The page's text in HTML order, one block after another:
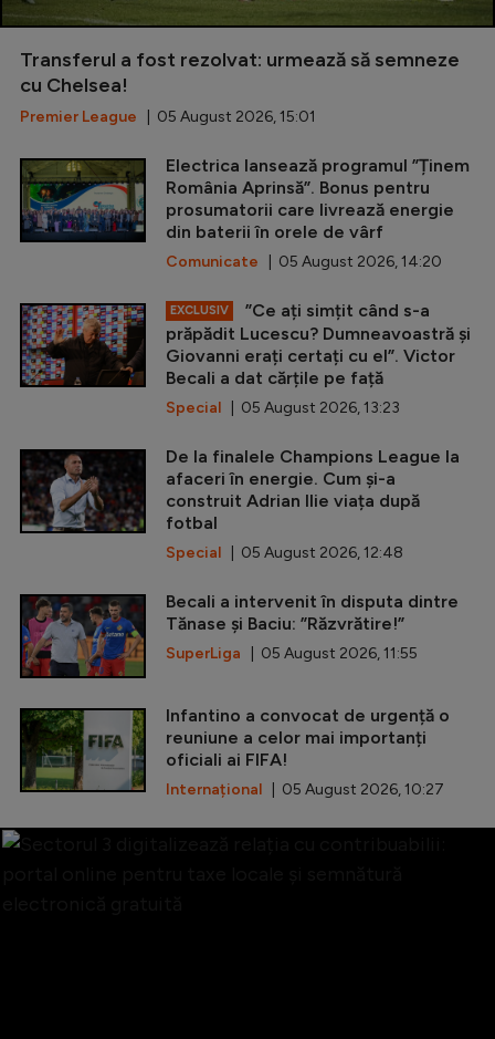
Transferul a fost rezolvat: urmează să semneze
cu Chelsea!
Premier League | 05 August 2026, 15:01
Electrica lansează programul ”Ținem
România Aprinsă”. Bonus pentru
prosumatorii care livrează energie
din baterii în orele de vârf
Comunicate | 05 August 2026, 14:20
EXCLUSIV
”Ce ați simțit când s-a
prăpădit Lucescu? Dumneavoastră și
Giovanni erați certați cu el”. Victor
Becali a dat cărțile pe față
Special | 05 August 2026, 13:23
De la finalele Champions League la
afaceri în energie. Cum și-a
construit Adrian Ilie viața după
fotbal
Special | 05 August 2026, 12:48
Becali a intervenit în disputa dintre
Tănase și Baciu: ”Răzvrătire!”
SuperLiga | 05 August 2026, 11:55
Infantino a convocat de urgență o
reuniune a celor mai importanți
oficiali ai FIFA!
Internațional | 05 August 2026, 10:27